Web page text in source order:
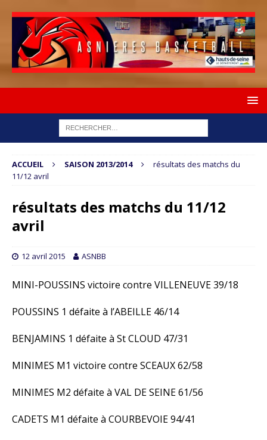
ACCUEIL SAISON 2013/2014
résultats des matchs du
11/12 avril
résultats des matchs du 11/12
avril
12 avril 2015 ASNBB
MINI-POUSSINS victoire contre VILLENEUVE 39/18
POUSSINS 1 défaite à l’ABEILLE 46/14
BENJAMINS 1 défaite à St CLOUD 47/31
MINIMES M1 victoire contre SCEAUX 62/58
MINIMES M2 défaite à VAL DE SEINE 61/56
CADETS M1 défaite à COURBEVOIE 94/41